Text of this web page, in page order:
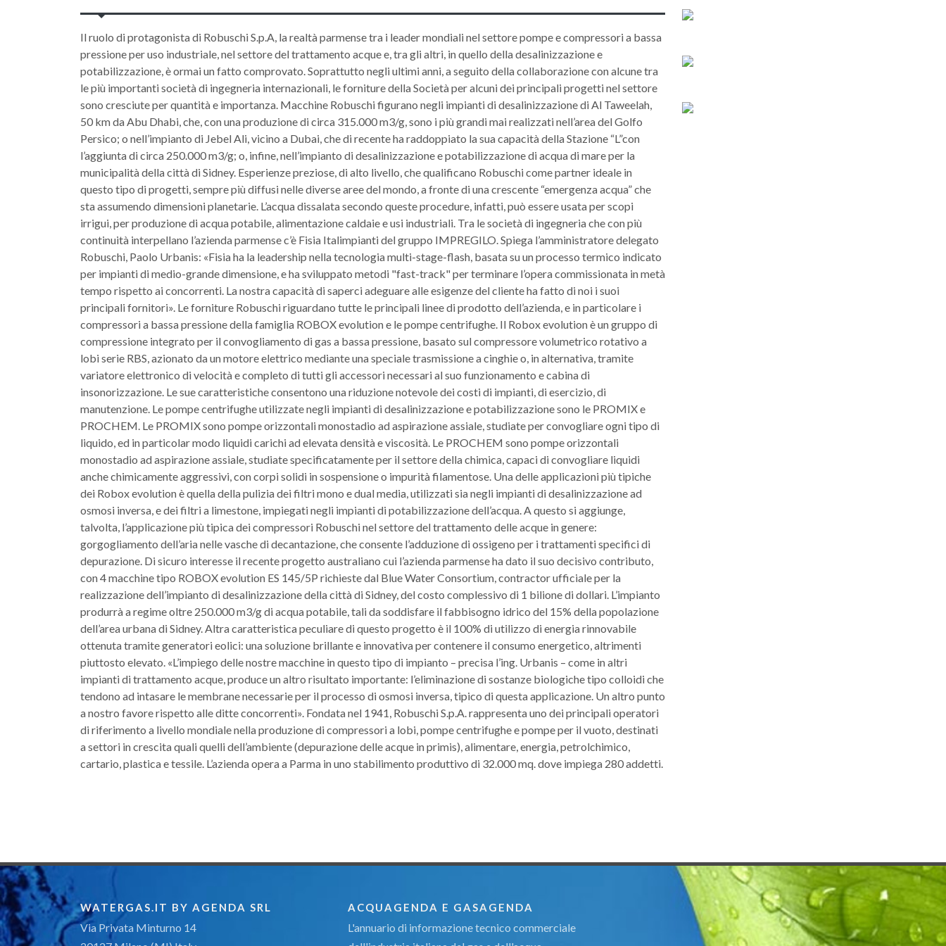
Il ruolo di protagonista di Robuschi S.p.A, la realtà parmense tra i leader mondiali nel settore pompe e compressori a bassa
pressione per uso industriale, nel settore del trattamento acque e, tra gli altri, in quello della desalinizzazione e
potabilizzazione, è ormai un fatto comprovato. Soprattutto negli ultimi anni, a seguito della collaborazione con alcune tra
le più importanti società di ingegneria internazionali, le forniture della Società per alcuni dei principali progetti nel settore
sono cresciute per quantità e importanza. Macchine Robuschi figurano negli impianti di desalinizzazione di Al Taweelah,
50 km da Abu Dhabi, che, con una produzione di circa 315.000 m3/g, sono i più grandi mai realizzati nell’area del Golfo
Persico; o nell’impianto di Jebel Ali, vicino a Dubai, che di recente ha raddoppiato la sua capacità della Stazione “L”con
l’aggiunta di circa 250.000 m3/g; o, infine, nell’impianto di desalinizzazione e potabilizzazione di acqua di mare per la
municipalità della città di Sidney. Esperienze preziose, di alto livello, che qualificano Robuschi come partner ideale in
questo tipo di progetti, sempre più diffusi nelle diverse aree del mondo, a fronte di una crescente “emergenza acqua” che
sta assumendo dimensioni planetarie. L’acqua dissalata secondo queste procedure, infatti, può essere usata per scopi
irrigui, per produzione di acqua potabile, alimentazione caldaie e usi industriali. Tra le società di ingegneria che con più
continuità interpellano l’azienda parmense c’è Fisia Italimpianti del gruppo IMPREGILO. Spiega l’amministratore delegato
Robuschi, Paolo Urbanis: «Fisia ha la leadership nella tecnologia multi-stage-flash, basata su un processo termico indicato
per impianti di medio-grande dimensione, e ha sviluppato metodi "fast-track" per terminare l’opera commissionata in metà
tempo rispetto ai concorrenti. La nostra capacità di saperci adeguare alle esigenze del cliente ha fatto di noi i suoi
principali fornitori». Le forniture Robuschi riguardano tutte le principali linee di prodotto dell’azienda, e in particolare i
compressori a bassa pressione della famiglia ROBOX evolution e le pompe centrifughe. Il Robox evolution è un gruppo di
compressione integrato per il convogliamento di gas a bassa pressione, basato sul compressore volumetrico rotativo a
lobi serie RBS, azionato da un motore elettrico mediante una speciale trasmissione a cinghie o, in alternativa, tramite
variatore elettronico di velocità e completo di tutti gli accessori necessari al suo funzionamento e cabina di
insonorizzazione. Le sue caratteristiche consentono una riduzione notevole dei costi di impianti, di esercizio, di
manutenzione. Le pompe centrifughe utilizzate negli impianti di desalinizzazione e potabilizzazione sono le PROMIX e
PROCHEM. Le PROMIX sono pompe orizzontali monostadio ad aspirazione assiale, studiate per convogliare ogni tipo di
liquido, ed in particolar modo liquidi carichi ad elevata densità e viscosità. Le PROCHEM sono pompe orizzontali
monostadio ad aspirazione assiale, studiate specificatamente per il settore della chimica, capaci di convogliare liquidi
anche chimicamente aggressivi, con corpi solidi in sospensione o impurità filamentose. Una delle applicazioni più tipiche
dei Robox evolution è quella della pulizia dei filtri mono e dual media, utilizzati sia negli impianti di desalinizzazione ad
osmosi inversa, e dei filtri a limestone, impiegati negli impianti di potabilizzazione dell’acqua. A questo si aggiunge,
talvolta, l’applicazione più tipica dei compressori Robuschi nel settore del trattamento delle acque in genere:
gorgogliamento dell’aria nelle vasche di decantazione, che consente l’adduzione di ossigeno per i trattamenti specifici di
depurazione. Di sicuro interesse il recente progetto australiano cui l’azienda parmense ha dato il suo decisivo contributo,
con 4 macchine tipo ROBOX evolution ES 145/5P richieste dal Blue Water Consortium, contractor ufficiale per la
realizzazione dell’impianto di desalinizzazione della città di Sidney, del costo complessivo di 1 bilione di dollari. L’impianto
produrrà a regime oltre 250.000 m3/g di acqua potabile, tali da soddisfare il fabbisogno idrico del 15% della popolazione
dell’area urbana di Sidney. Altra caratteristica peculiare di questo progetto è il 100% di utilizzo di energia rinnovabile
ottenuta tramite generatori eolici: una soluzione brillante e innovativa per contenere il consumo energetico, altrimenti
piuttosto elevato. «L’impiego delle nostre macchine in questo tipo di impianto – precisa l’ing. Urbanis – come in altri
impianti di trattamento acque, produce un altro risultato importante: l’eliminazione di sostanze biologiche tipo colloidi che
tendono ad intasare le membrane necessarie per il processo di osmosi inversa, tipico di questa applicazione. Un altro punto
a nostro favore rispetto alle ditte concorrenti». Fondata nel 1941, Robuschi S.p.A. rappresenta uno dei principali operatori
di riferimento a livello mondiale nella produzione di compressori a lobi, pompe centrifughe e pompe per il vuoto, destinati
a settori in crescita quali quelli dell’ambiente (depurazione delle acque in primis), alimentare, energia, petrolchimico,
cartario, plastica e tessile. L’azienda opera a Parma in uno stabilimento produttivo di 32.000 mq. dove impiega 280 addetti.
WATERGAS.IT BY AGENDA SRL
Via Privata Minturno 14
ACQUAGENDA E GASAGENDA
L'annuario di informazione tecnico commerciale